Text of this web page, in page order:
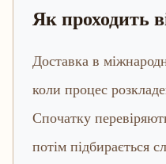
Як проходить
Доставка в
коли процес
Спочатку
потім підбирається